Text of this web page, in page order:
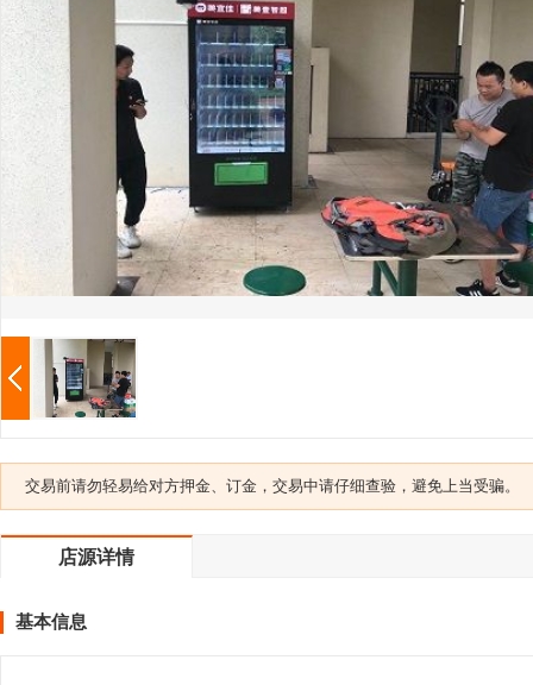
交易前请勿轻易给对方押金、订金，交易中请仔细查验，避免上当受骗。
店源详情
基本信息